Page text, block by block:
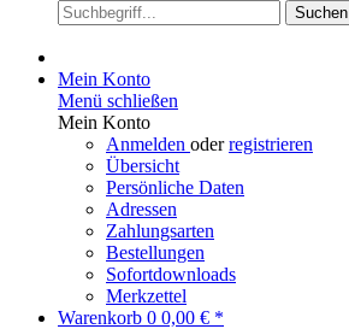
Suchen
Mein Konto
Menü schließen
Mein Konto
Anmelden oderregistrieren
Übersicht
Persönliche Daten
Adressen
Zahlungsarten
Bestellungen
Sofortdownloads
Merkzettel
Warenkorb 0 0,00 € *